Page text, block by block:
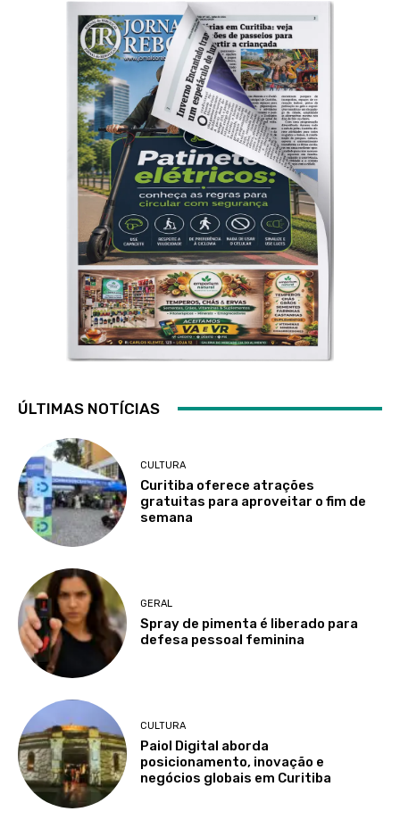
ÚLTIMAS NOTÍCIAS
CULTURA
Curitiba oferece atrações
gratuitas para aproveitar o fim de
semana
GERAL
Spray de pimenta é liberado para
defesa pessoal feminina
CULTURA
Paiol Digital aborda
posicionamento, inovação e
negócios globais em Curitiba